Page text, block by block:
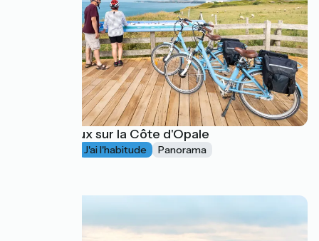
Plein les yeux sur la Côte d'Opale
J'ai l'habitude Panorama